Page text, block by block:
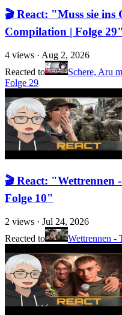
🎬 React: "Muss sie
Compilation | Folge 29"
4 views · Aug 2, 2026
Reacted to
Schere, Aru
Folge 29
🎬 React: "Wettrennen
Folge 10"
2 views · Jul 24, 2026
Reacted to
Wettrennen -